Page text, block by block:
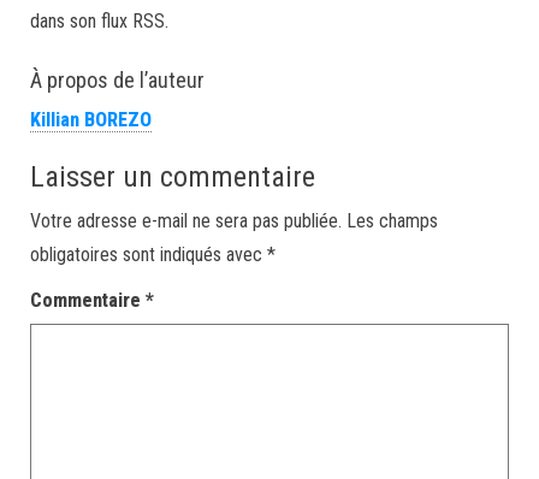
dans son flux RSS.
À propos de l’auteur
Killian BOREZO
Laisser un commentaire
Votre adresse e-mail ne sera pas publiée. Les champs
obligatoires sont indiqués avec *
Commentaire *